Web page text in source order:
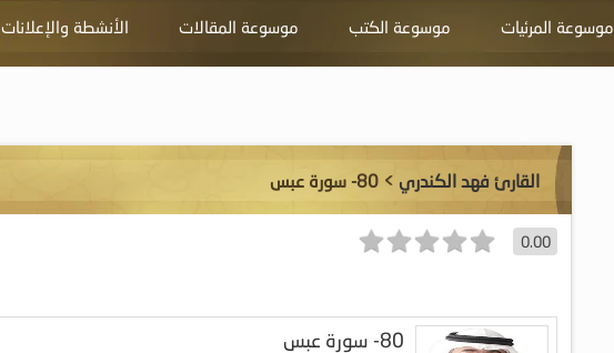
موسوعة المرئيات موسوعة الكتب موسوعة المقالات الأنشطة والإعلانات
القارئ فهد الكندري > 80- سورة عبس
0.00
80- سورة عبس